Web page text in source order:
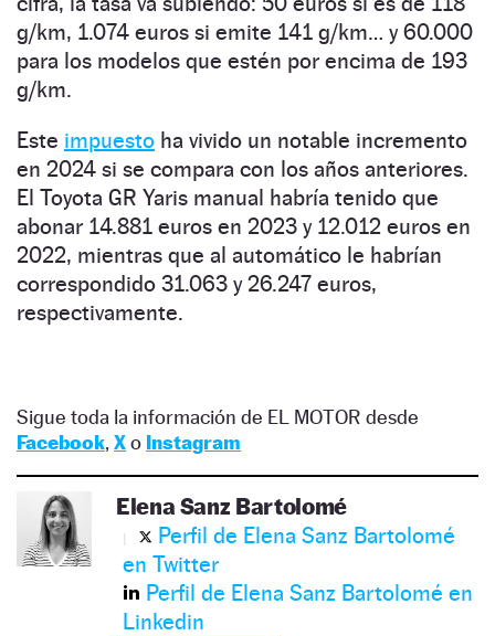
g/km, 1.074 euros si emite 141 g/km… y 60.000
para los modelos que estén por encima de 193
g/km.
Este impuesto ha vivido un notable incremento
en 2024 si se compara con los años anteriores.
El Toyota GR Yaris manual habría tenido que
abonar 14.881 euros en 2023 y 12.012 euros en
2022, mientras que al automático le habrían
correspondido 31.063 y 26.247 euros,
respectivamente.
Sigue toda la información de EL MOTOR desde
Facebook, Xo Instagram
Elena Sanz Bartolomé
Perfil de Elena Sanz Bartolomé
en Twitter
Perfil de Elena Sanz Bartolomé en
Linkedin